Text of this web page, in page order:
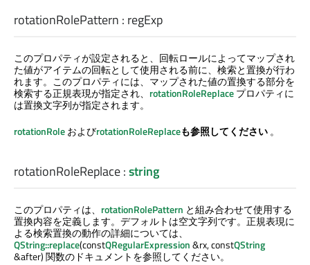
rotationRolePattern : regExp
このプロパティが設定されると、回転ロールによってマップされ
た値がアイテムの回転として使用される前に、検索と置換が行わ
れます。このプロパティには、マップされた値の置換する部分を
検索する正規表現が指定され、 rotationRoleReplaceプロパティに
は置換文字列が指定されます。
rotationRoleおよびrotationRoleReplaceも参照してください。
rotationRoleReplace:string
このプロパティは、 rotationRolePattern と組み合わせて使用する
置換内容を定義します。デフォルトは空文字列です。正規表現に
よる検索置換の動作の詳細については、
QString::replace(constQRegularExpression&rx, constQString
&after) 関数のドキュメントを参照してください。